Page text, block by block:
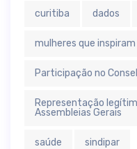
curitiba dados
mulheres que inspiram
Participação no
Representação
Assembleias Gerais
saúde sindipar